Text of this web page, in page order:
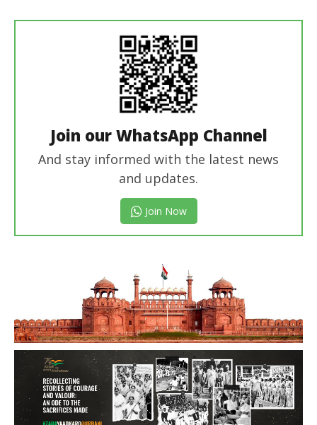
Join our WhatsApp Channel
And stay informed with the latest news
and updates.
Join Now